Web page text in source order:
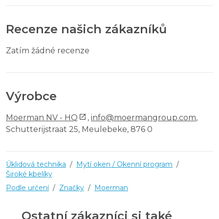
Recenze našich zákazníků
Zatím žádné recenze
Výrobce
Moerman NV - HQ , info@moermangroup.com,
Schutterijstraat 25, Meulebeke, 876 0
Úklidová technika / Mytí oken / Okenní program /
Široké kbelíky
Podle určení / Značky / Moerman
Ostatní zákazníci si také